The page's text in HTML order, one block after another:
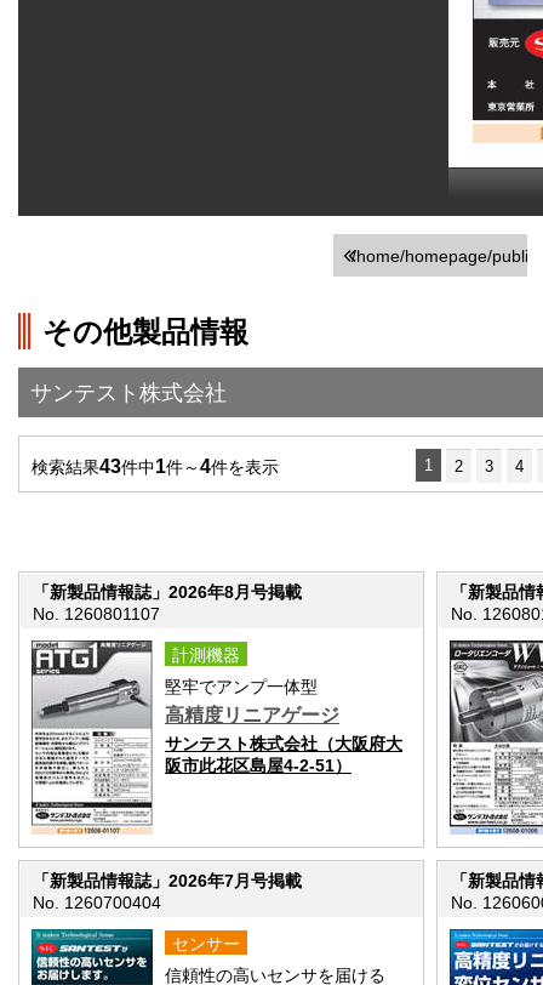
/home/homepage/
その他製品情報
サンテスト株式会社
検索結果43件中1件～4件を表示 1 2 3 4
「新製品情報誌」2026年8月号掲載
No. 1260801107
計測機器
堅牢でアンプ一体型
高精度リニアゲージ
サンテスト株式会社（大阪府大
阪市此花区島屋4-2-51）
「新製品
No.
「新製品情報誌」2026年7月号掲載
No. 1260700404
センサー
信頼性の高いセンサを届ける
「新製品
No.